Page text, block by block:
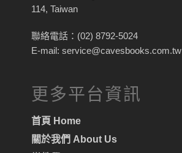
114, Taiwan
聯絡電話：(02) 8792-5024
E-mail: service@cavesbooks.com.tw
更多平台資訊
首頁 Home
關於我們 About Us